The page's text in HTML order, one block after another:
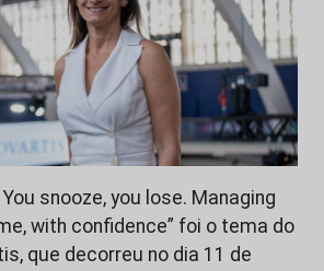
snooze, you lose. Managing
with confidence” foi o tema do
que decorreu no dia 11 de